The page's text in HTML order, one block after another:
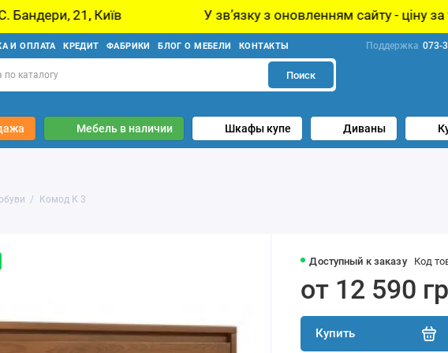
У звʼязку з оновленням сайту - ціну за товар
И ОПЛАТА КРЕДИТ ФАБРИКИ БЛОГ О МЕБЕЛИ КОНТАКТЫ Поддержка 073-
Поиск
Мебель в наличии Шкафы купе Диваны
Комод К 3
Доступный к заказу Код
от 12 590
Купить